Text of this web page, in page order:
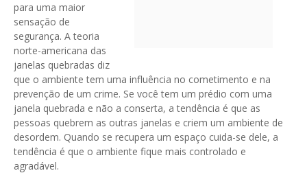
para uma maior
sensação de
segurança. A teoria
norte-americana das
janelas quebradas diz
que o ambiente tem uma influência no cometimento e na
prevenção de um crime. Se você tem um prédio com uma
janela quebrada e não a conserta, a tendência é que as
pessoas quebrem as outras janelas e criem um ambiente de
desordem. Quando se recupera um espaço cuida-se dele, a
tendência é que o ambiente fique mais controlado e
agradável.